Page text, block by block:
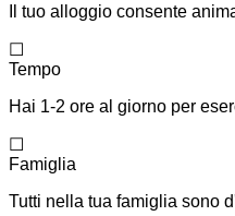
Il tuo alloggio consente
☐
Tempo
Hai 1-2 ore al giorno per
☐
Famiglia
Tutti nella tua famiglia sono